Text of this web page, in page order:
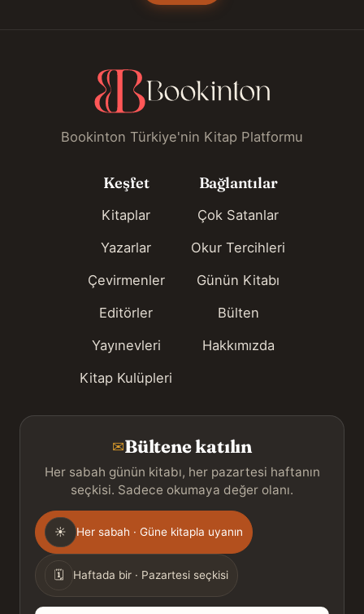
Bookinton Türkiye'nin Kitap Platformu
Keşfet
Kitaplar
Yazarlar
Çevirmenler
Editörler
Yayınevleri
Kitap Kulüpleri
Bağlantılar
Çok Satanlar
Okur Tercihleri
Günün Kitabı
Bülten
Hakkımızda
✉Bültene katılın
Her sabah günün kitabı, her pazartesi haftanın
seçkisi. Sadece okumaya değer olanı.
Gönderim
sıklığı
☀ Her sabah · Güne kitapla uyanın
🗓 Haftada bir · Pazartesi seçkisi